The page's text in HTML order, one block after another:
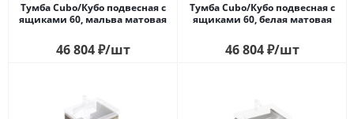
Тумба Cubo/Кубо подвесная с
ящиками 60, мальва матовая
46 804₽/шт
Тумба Cubo/Кубо подвесная с
ящиками 60, белая матовая
46 804₽/шт